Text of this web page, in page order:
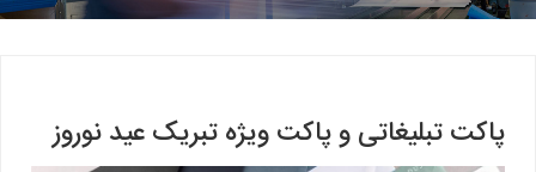
پاکت تبلیغاتی و پاکت ویژه تبریک عید نوروز